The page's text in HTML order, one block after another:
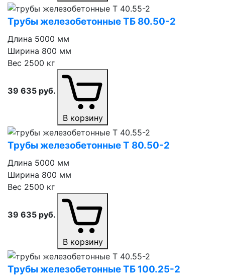
Трубы железобетонные ТБ 80.50⁠-⁠2
Длина 5000 мм
Ширина 800 мм
Вес 2500 кг
39 635 руб.
В корзину
Трубы железобетонные Т 80.50⁠-⁠2
Длина 5000 мм
Ширина 800 мм
Вес 2500 кг
39 635 руб.
В корзину
Трубы железобетонные ТБ 100.25⁠-⁠2